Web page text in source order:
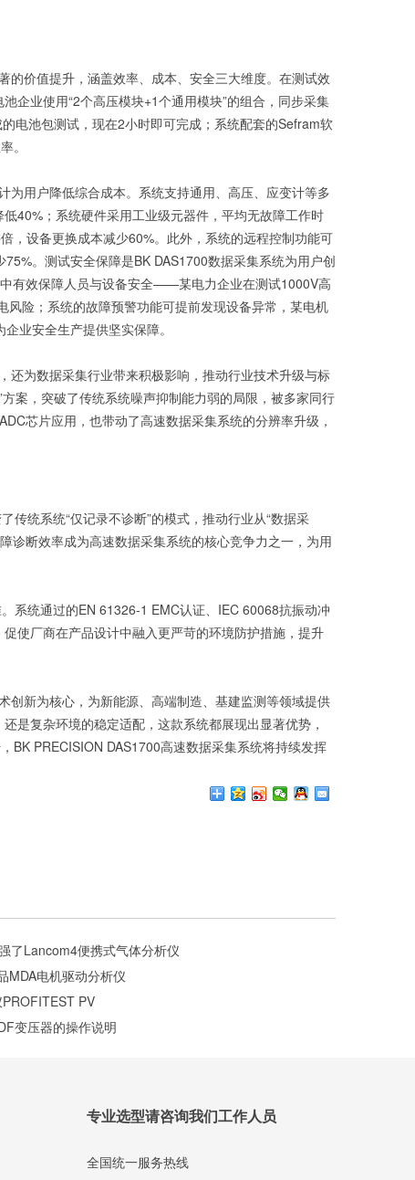
的价值提升，涵盖效率、成本、安全三大维度。在测试效
业使用“2个高压模块+1个通用模块”的组合，同步采集
电池包测试，现在2小时即可完成；系统配套的Sefram软
。
为用户降低综合成本。系统支持通用、高压、应变计等多
40%；系统硬件采用工业级元器件，平均无故障工作时
，设备更换成本减少60%。此外，系统的远程控制功能可
。测试安全保障是BK DAS1700数据采集系统为用户创
有效保障人员与设备安全——某电力企业在测试1000V高
险；系统的故障预警功能可提前发现设备异常，某电机
业安全生产提供坚实保障。
还为数据采集行业带来积极影响，推动行业技术升级与标
案，突破了传统系统噪声抑制能力弱的局限，被多家同行
芯片应用，也带动了高速数据采集系统的分辨率升级，
传统系统“仅记录不诊断”的模式，推动行业从“数据采
诊断效率成为高速数据采集系统的核心竞争力之一，为用
系统通过的EN 61326-1 EMC认证、IEC 60068抗振动冲
使厂商在产品设计中融入更严苛的环境防护措施，提升
创新为核心，为新能源、高端制造、基建监测等领域提供
是复杂环境的稳定适配，这款系统都展现出显著优势，
BK PRECISION DAS1700高速数据采集系统将持续发挥
了Lancom4便携式气体分析仪
MDA电机驱动分析仪
PV
变压器的操作说明
专业选型请咨询我们工作人员
全国统一服务热线